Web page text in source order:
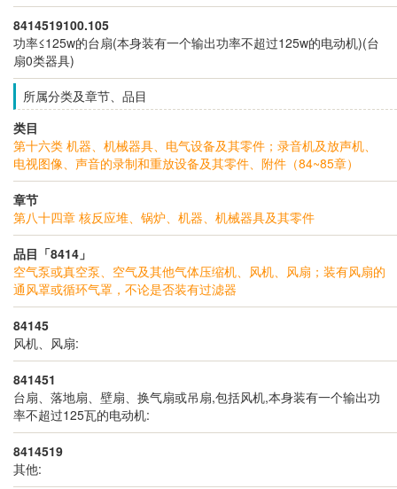
8414519100.105
功率≤125w的台扇(本身装有一个输出功率不超过125w的电动机)(台
扇0类器具)
所属分类及章节、品目
类目
第十六类 机器、机械器具、电气设备及其零件；录音机及放声机、
电视图像、声音的录制和重放设备及其零件、附件（84~85章）
章节
第八十四章 核反应堆、锅炉、机器、机械器具及其零件
品目「8414」
空气泵或真空泵、空气及其他气体压缩机、风机、风扇；装有风扇的
通风罩或循环气罩，不论是否装有过滤器
84145
风机、风扇:
841451
台扇、落地扇、壁扇、换气扇或吊扇,包括风机,本身装有一个输出功
率不超过125瓦的电动机:
8414519
其他: